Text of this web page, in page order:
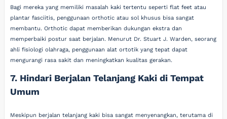
Bagi mereka yang memiliki masalah kaki tertentu seperti flat feet atau
plantar fasciitis, penggunaan orthotic atau sol khusus bisa sangat
membantu. Orthotic dapat memberikan dukungan ekstra dan
memperbaiki postur saat berjalan. Menurut Dr. Stuart J. Warden, seorang
ahli fisiologi olahraga, penggunaan alat ortotik yang tepat dapat
mengurangi rasa sakit dan meningkatkan kualitas gerakan.
7. Hindari Berjalan Telanjang Kaki di Tempat
Umum
Meskipun berjalan telanjang kaki bisa sangat menyenangkan, terutama di